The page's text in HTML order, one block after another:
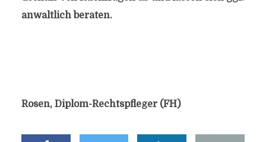
anwaltlich beraten.
Rosen, Diplom-Rechtspfleger (FH)